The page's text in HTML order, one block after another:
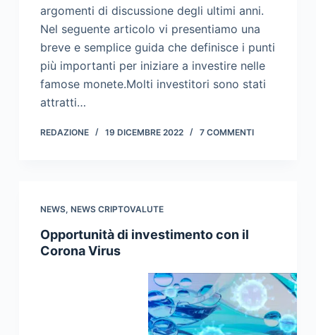
argomenti di discussione degli ultimi anni.
Nel seguente articolo vi presentiamo una
breve e semplice guida che definisce i punti
più importanti per iniziare a investire nelle
famose monete.Molti investitori sono stati
attratti…
REDAZIONE 19 DICEMBRE 2022 7 COMMENTI
NEWS, NEWS CRIPTOVALUTE
Opportunità di investimento con il
Corona Virus